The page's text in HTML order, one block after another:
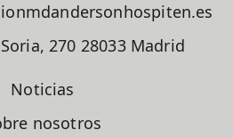
270 28033 Madrid
Noticias
nosotros